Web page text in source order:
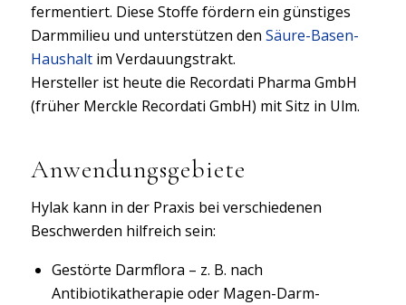
fermentiert. Diese Stoffe fördern ein günstiges
Darmmilieu und unterstützen den Säure-Basen-
Haushaltim Verdauungstrakt.
Hersteller ist heute die Recordati Pharma GmbH
(früher Merckle Recordati GmbH) mit Sitz in Ulm.
Anwendungsgebiete
Hylak kann in der Praxis bei verschiedenen
Beschwerden hilfreich sein:
Gestörte Darmflora – z. B. nach
Antibiotikatherapie oder Magen-Darm-